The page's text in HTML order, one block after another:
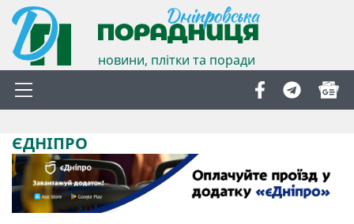
новини, плітки та поради
ЄДНІПРО